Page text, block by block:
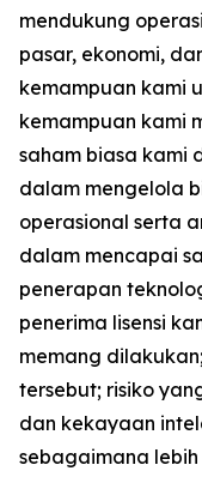
mendukung
pasar, ekonomi,
kemampuan kami
kemampuan kami
saham biasa kami
dalam mengelola
operasional serta
dalam mencapai
penerapan
penerima lisensi
memang
tersebut; risiko
dan kekayaan
sebagaimana